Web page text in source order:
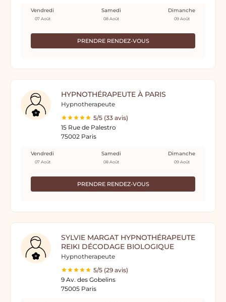
PRENDRE RENDEZ-VOUS
Vendredi
07 Août
Samedi
08 Août
Dimanche
09 Août
HYPNOTHÉRAPEUTE À PARIS
Hypnotherapeute
5/5 (33 avis)
15 Rue de Palestro
75002 Paris
PRENDRE RENDEZ-VOUS
Vendredi
07 Août
Samedi
08 Août
Dimanche
09 Août
SYLVIE MARGAT HYPNOTHÉRAPEUTE
REIKI DÉCODAGE BIOLOGIQUE
Hypnotherapeute
5/5 (29 avis)
9 Av. des Gobelins
75005 Paris